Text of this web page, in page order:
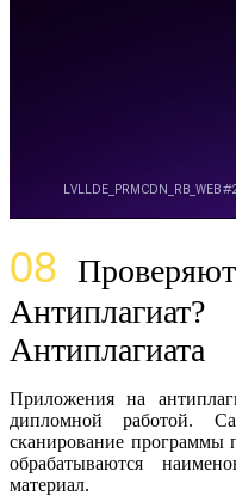
08
Антиплагиата
Приложения на
дипломной работой.
сканирование программы
обрабатываются
материал.